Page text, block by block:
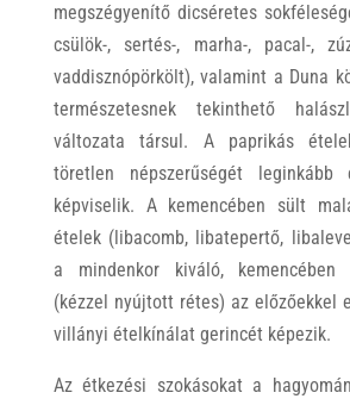
megszégyenítő dicséretes
csülök-, sertés-, marha-, pacal-,
vaddisznópörkölt), valamint a Duna
természetesnek tekinthető
változata társul. A paprikás
töretlen népszerűségét
képviselik. A kemencében sült
ételek (libacomb, libatepertő,
a mindenkor kiváló, kemencében
(kézzel nyújtott rétes) az előzőekkel
villányi ételkínálat gerincét képezik.
Az étkezési szokásokat a